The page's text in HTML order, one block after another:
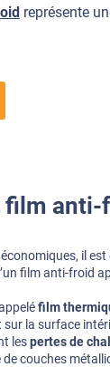
représente
film
il
film anti-froid
film
la surface
lespertes de
couches